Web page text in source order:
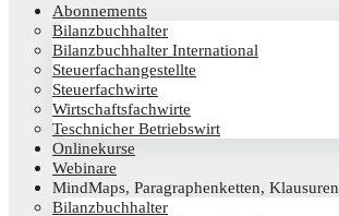
Abon­ne­ments
Bilanz­buch­hal­ter
Bilanz­buch­hal­ter International
Steu­er­fach­an­ge­stell­te
Steu­er­fach­wir­te
Wirt­schafts­fach­wir­te
Teschni­cher Betriebswirt
Online­kur­se
Web­i­na­re
Mind­Maps, Para­gra­phen­ket­ten, Klausuren
Bilanz­buch­hal­ter